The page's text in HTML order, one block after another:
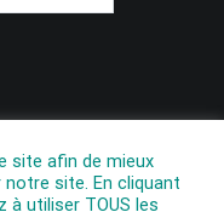
site afin de mieux
site. En cliquant
utiliser TOUS les